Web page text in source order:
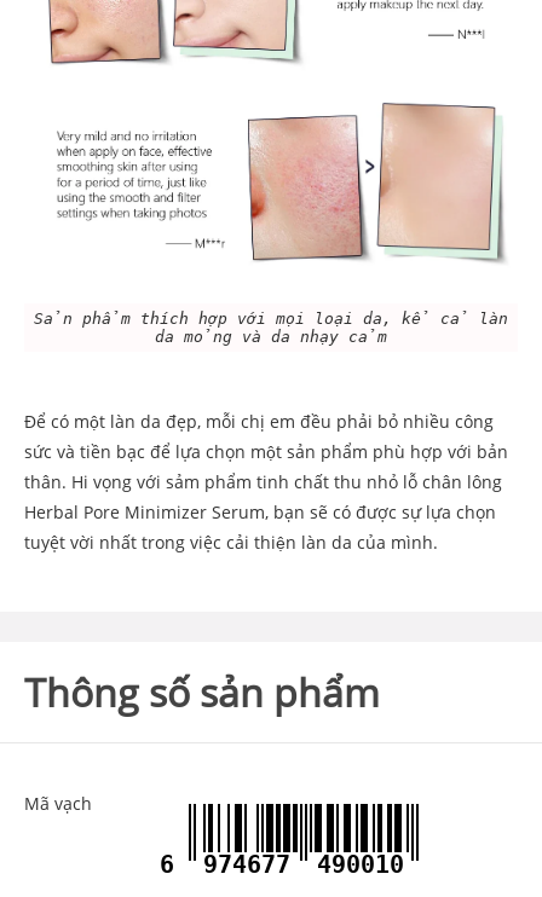
Sản phẩm thích hợp với mọi loại da, kể cả làn
da mỏng và da nhạy cảm
Để có một làn da đẹp, mỗi chị em đều phải bỏ nhiều công
sức và tiền bạc để lựa chọn một sản phẩm phù hợp với bản
thân. Hi vọng với sảm phẩm tinh chất thu nhỏ lỗ chân lông
Herbal Pore Minimizer Serum, bạn sẽ có được sự lựa chọn
tuyệt vời nhất trong việc cải thiện làn da của mình.
Thông số sản phẩm
Mã vạch
6 974677 490010